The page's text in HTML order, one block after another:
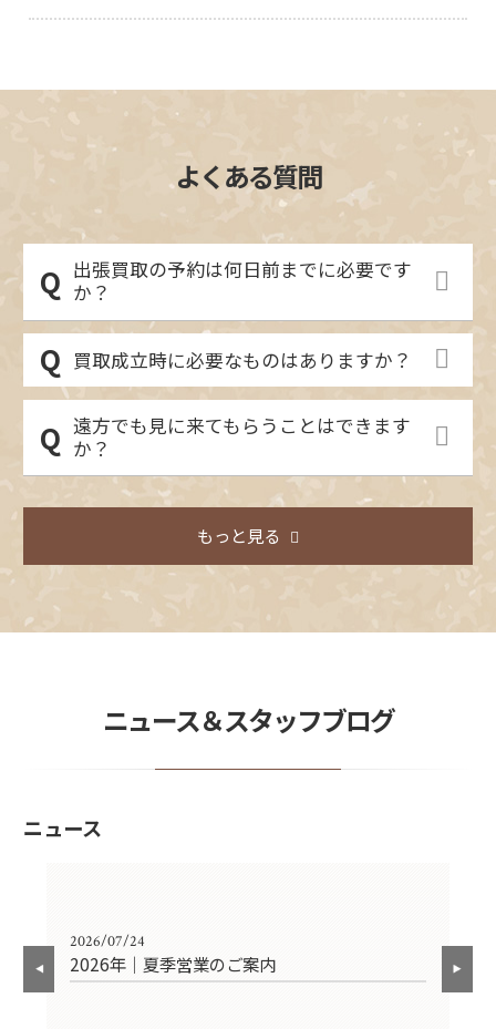
よくある質問
出張買取の予約は何日前までに必要です
か？
買取成立時に必要なものはありますか？
遠方でも見に来てもらうことはできます
か？
もっと見る
ニュース＆スタッフブログ
ニュース
2026/07/24
2026年｜夏季営業のご案内